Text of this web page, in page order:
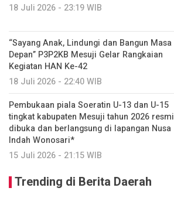
18 Juli 2026 - 23:19 WIB
“Sayang Anak, Lindungi dan Bangun Masa
Depan” P3P2KB Mesuji Gelar Rangkaian
Kegiatan HAN Ke-42
18 Juli 2026 - 22:40 WIB
Pembukaan piala Soeratin U-13 dan U-15
tingkat kabupaten Mesuji tahun 2026 resmi
dibuka dan berlangsung di lapangan Nusa
Indah Wonosari*
15 Juli 2026 - 21:15 WIB
Trending di Berita Daerah